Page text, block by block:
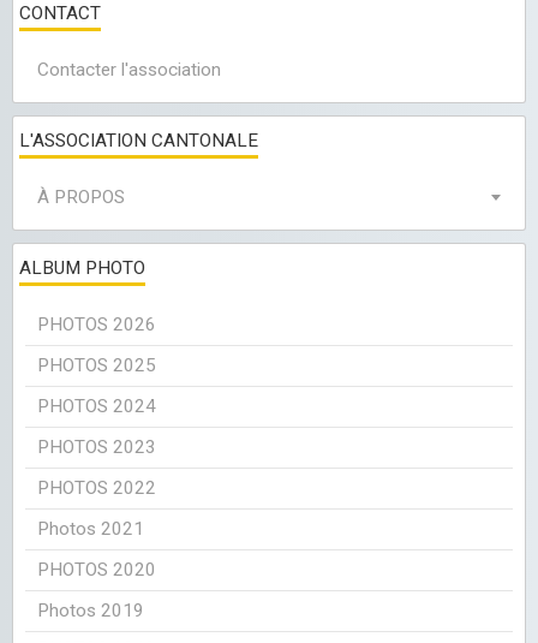
CONTACT
Contacter l'association
L'ASSOCIATION CANTONALE
À PROPOS
ALBUM PHOTO
PHOTOS 2026
PHOTOS 2025
PHOTOS 2024
PHOTOS 2023
PHOTOS 2022
Photos 2021
PHOTOS 2020
Photos 2019